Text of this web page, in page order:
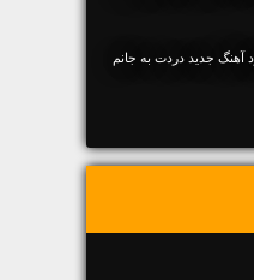
آهنگ جدید دردت به جانم